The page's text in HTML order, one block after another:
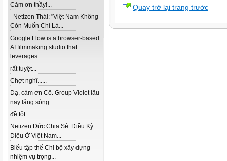
Cảm ơn thầy!...
Netizen Thái: "Việt Nam Không
Còn Muốn Chỉ Là...
Google Flow is a browser-based
AI filmmaking studio that
leverages...
rất tuyệt...
Chợt nghĩ......
Dạ, cảm ơn Cô. Group Violet lâu
nay lặng sóng...
đề tốt...
Netizen Đức Chia Sẻ: Điều Kỳ
Diệu Ở Việt Nam...
Biểu tập thể Chi bộ xây dựng
nhiệm vụ trọng...
Quay trở lại trang trước